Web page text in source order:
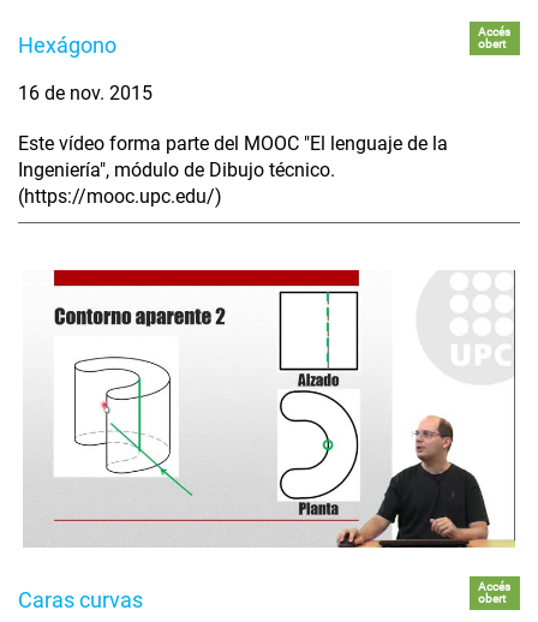
Hexágono
Accés
obert
16 de nov. 2015
Este vídeo forma parte del MOOC "El lenguaje de la
Ingeniería", módulo de Dibujo técnico.
(https://mooc.upc.edu/)
Caras curvas
Accés
obert